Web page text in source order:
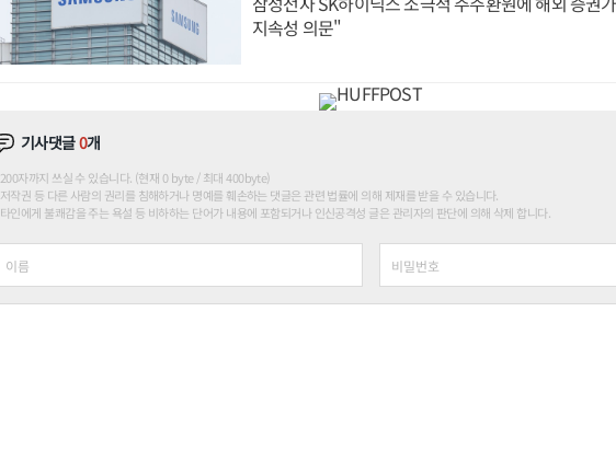
지속성 의문"
기사댓글0개
200자까지 쓰실 수 있습니다. (현재 0 byte / 최대 400byte)
저작권 등 다른 사람의 권리를 침해하거나 명예를 훼손하는 댓글은 관련 법률에 의해 제재를 받을 수 있습니다.
타인에게 불쾌감을 주는 욕설 등 비하하는 단어가 내용에 포함되거나 인신공격성 글은 관리자의 판단에 의해 삭제 합니다.